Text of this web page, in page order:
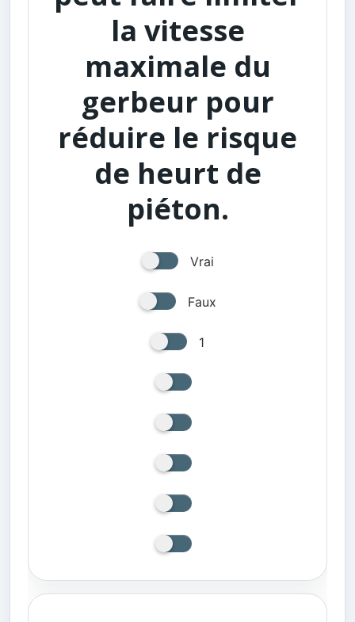
la vitesse
maximale du
gerbeur pour
réduire le risque
de heurt de
piéton.
Vrai
Faux
1